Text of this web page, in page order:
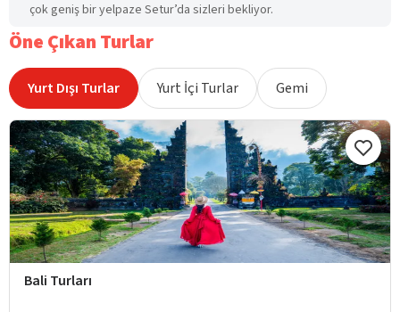
çok geniş bir yelpaze Setur’da sizleri bekliyor.
Öne Çıkan Turlar
Yurt Dışı Turlar Yurt İçi Turlar Gemi
Bali Turları